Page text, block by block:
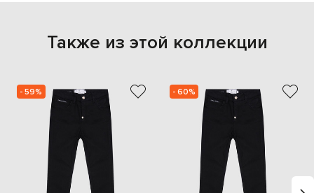
Также из этой коллекции
- 59% - 60%